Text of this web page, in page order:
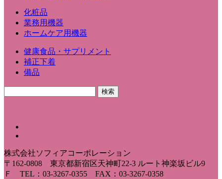
化粧品
業務用機器
ホームケア用機器
健康食品・サプリメント
補正下着
備品
株式会社ソフィアコーポレーション
〒162-0808 東京都新宿区天神町22-3 ルート神楽坂ビル9
Ｆ TEL：03-3267-0355 FAX：03-3267-0358